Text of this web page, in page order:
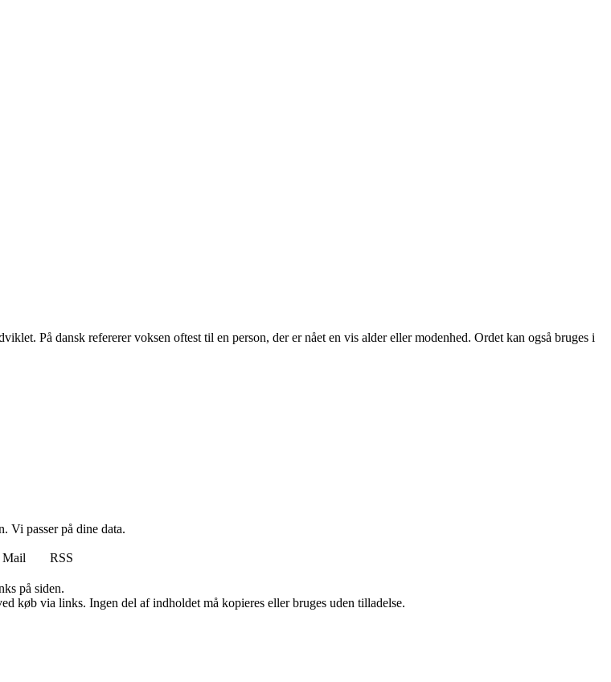
På dansk refererer voksen oftest til en person, der er nået en vis alder eller modenhed. Ordet kan også bruges i
Vi passer på dine data.
Mail
RSS
på siden.
køb via links. Ingen del af indholdet må kopieres eller bruges uden tilladelse.